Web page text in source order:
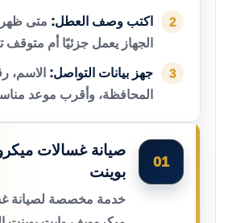
2 اكتب وصف العطل: متى
الجهاز يعمل جزئيًا أم متوقف
3 جهز بيانات التواصل: الاسم،
المحافظة، وأقرب موعد
01
صيانة غسالات
بوينت
خدمة مخصصة لصيانة